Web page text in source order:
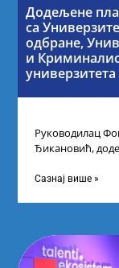
Додељене
са
одбране,
и
универзитета
Руководилац
Ђикановић,
технолошком
Сазнај више »